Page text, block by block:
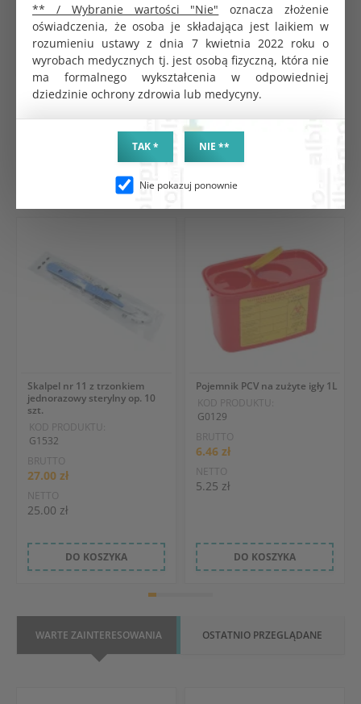
** / Wybranie wartości "Nie" oznacza złożenie
oświadczenia, że osoba je składająca jest laikiem w
rozumieniu ustawy z dnia 7 kwietnia 2022 roku o
wyrobach medycznych tj. jest osobą fizyczną, która nie
ma formalnego wykształcenia w odpowiedniej
dziedzinie ochrony zdrowia lub medycyny.
TAK * NIE **
Nie pokazuj ponownie
30.45 zł
PRODUKTY POWIĄZANE CHĘTNIE KUPOWANE
Skalpel nr 11 z trzonkiem
jednorazowy sterylny op. 10
szt.
KOD PRODUKTU:
G1532
BRUTTO
27.00 zł
NETTO
25.00 zł
DO KOSZYKA
Pojemnik PCV na zużyte igły 1L
KOD PRODUKTU:
G0129
BRUTTO
6.46 zł
NETTO
5.25 zł
DO KOSZYKA
WARTE ZAINTERESOWANIA OSTATNIO PRZEGLĄDANE